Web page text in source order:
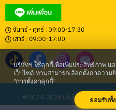
จันทร์ - ศุกร์ : 09:00-17:30
เสาร์ : 09:00-17:00
©2024-2026 บริษัท โก เอนี่แวร์ จำกั
บริษัทฯ ใช้คุกกี้เพื่อเพิ่มประสิทธิภาพ แ
เว็บไซต์ ท่านสามารถเลือกตั้งค่าควา
"การตั้งค่าคุกกี้"
ยอมรับทั้